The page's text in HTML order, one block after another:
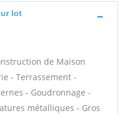
lot
de Maison
- Terrassement -
- Goudronnage -
métalliques - Gros